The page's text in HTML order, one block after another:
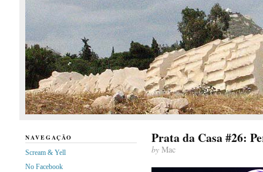
Prata da Casa #26:
byMac
NAVEGAÇÃO
Scream & Yell
No Facebook